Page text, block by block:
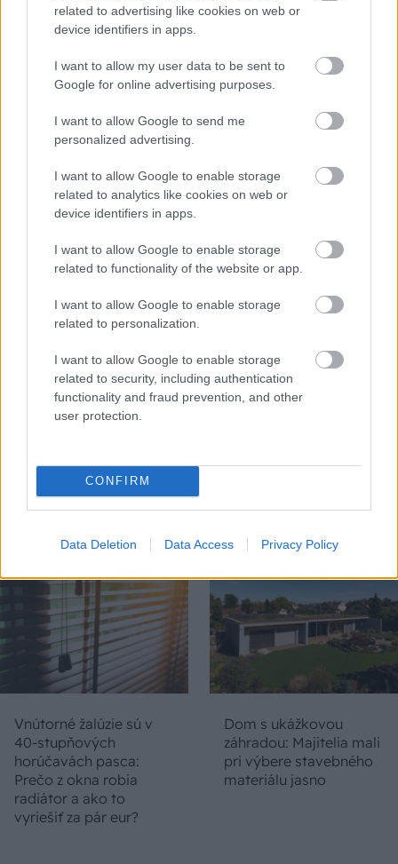
related to advertising like cookies on web or
device identifiers in apps.
I want to allow my user data to be sent to
Google for online advertising purposes.
I want to allow Google to send me
personalized advertising.
I want to allow Google to enable storage
related to analytics like cookies on web or
device identifiers in apps.
I want to allow Google to enable storage
related to functionality of the website or app.
I want to allow Google to enable storage
related to personalization.
I want to allow Google to enable storage
related to security, including authentication
functionality and fraud prevention, and other
user protection.
CONFIRM
Data Deletion Data Access Privacy Policy
Temné stránky chalúp:
10 najčastejších
vás môžu nepríjemne
prekvapiť
Žena, búracie kladivo a
1654 sa nevidí každý
deň!
DOM
alebo meniť kotol?
Návod, ako v nových
dotačných výzvach
Multipor ETX
Vnútorné žalúzie sú v
40-stupňových
horúčavách pasca:
Prečo z okna robia
radiátor a ako to
vyriešiť za pár eur?
Dom s ukážkovou
záhradou: Majitelia mali
pri výbere stavebného
materiálu jasno